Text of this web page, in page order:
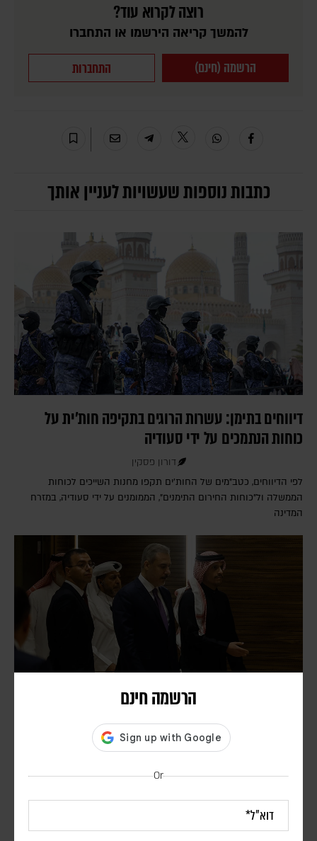
הרשמה חינם
Or
רוצה לקרוא עוד?
להמשך קריאה הירשמו או התחברו
הרשמה (חינם) התחברות
כתבות נוספות שעשויות לעניין אותך
דיווחים בתימן: עשרות הרוגים בתקיפה חות'ית על
כוחות הנתמכים על ידי סעודיה
דורון פסקין
לפי הדיווחים, כטב"מים של החות'ים תקפו מחנות השייכים לכוחות
הממשלה ול"כוחות החירום התימנים", הממומנים על ידי סעודיה, במזרח
המדינה
שמונה מדינות ערביות ומוסלמיות: המשך הפעילות
הישראלית בעזה מאיים למוטט את המסלול המדיני
אינדונזיה, פקיסטן, טורקיה, סעודיה ומצרים, את המשך הפעילות הישראלית
ברצועה, שלטענתם פוגעת במאמצים להתקדם לשלב הבא בתוכנית לסיום
המלחמה